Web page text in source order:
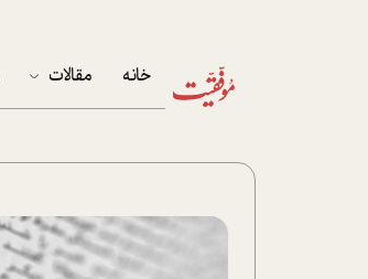
خانه مقالات
پرونده ویژه